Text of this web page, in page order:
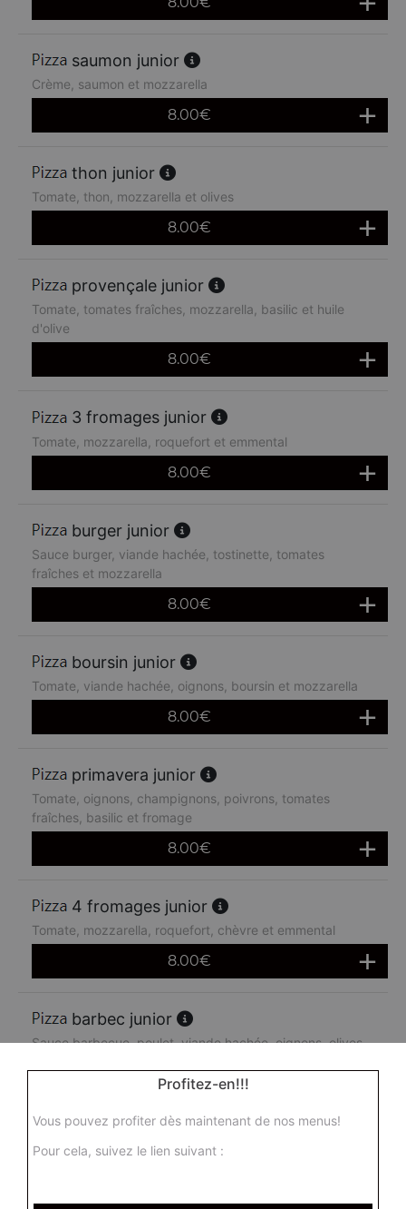
saumon junior
Crème, saumon et mozzarella
8.00€
thon junior
Tomate, thon, mozzarella et olives
8.00€
provençale junior
Tomate, tomates fraîches, mozzarella, basilic et huile
d'olive
8.00€
3 fromages junior
Tomate, mozzarella, roquefort et emmental
8.00€
burger junior
Sauce burger, viande hachée, tostinette, tomates
fraîches et mozzarella
8.00€
boursin junior
Tomate, viande hachée, oignons, boursin et mozzarella
8.00€
primavera junior
Tomate, oignons, champignons, poivrons, tomates
fraîches, basilic et fromage
8.00€
4 fromages junior
Tomate, mozzarella, roquefort, chèvre et emmental
8.00€
barbec junior
Sauce barbecue, poulet, viande hachée, oignons, olives
8.00€
junior
8.00€
Profitez-en!!!
Vous pouvez profiter dès maintenant de nos menus!
Pour cela, suivez le lien suivant :